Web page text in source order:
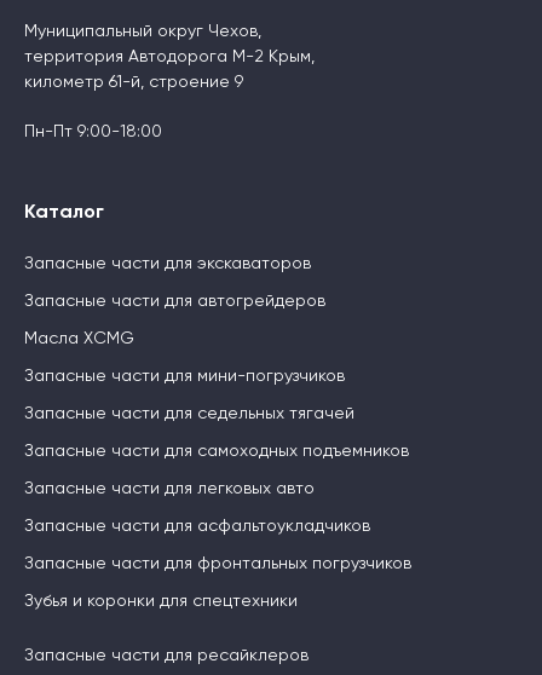
Муниципальный округ Чехов,
территория Автодорога М-2 Крым,
километр 61-й, строение 9
Пн-Пт 9:00-18:00
Каталог
Запасные части для экскаваторов
Запасные части для автогрейдеров
Масла XCMG
Запасные части для мини-погрузчиков
Запасные части для седельных тягачей
Запасные части для самоходных подъемников
Запасные части для легковых авто
Запасные части для асфальтоукладчиков
Запасные части для фронтальных погрузчиков
Зубья и коронки для спецтехники
Запасные части для ресайклеров